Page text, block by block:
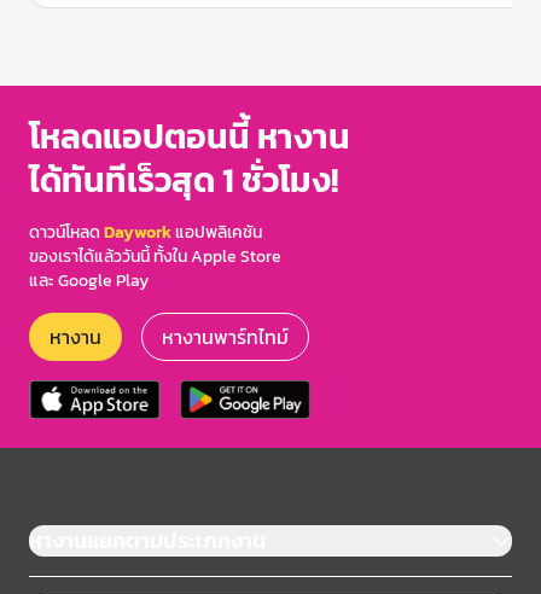
of
โหลดแอปตอนนี้ หางาน
ได้ทันทีเร็วสุด 1 ชั่วโมง!
ดาวน์โหลดDayworkแอปพลิเคชัน
ของเราได้แล้ววันนี้ ทั้งใน Apple Store
และ Google Play
หางาน หางานพาร์ทไทม์
หางานแยกตามประเภทงาน